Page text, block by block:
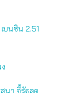
บนซิน 2.51
นา จี้รัฐลด